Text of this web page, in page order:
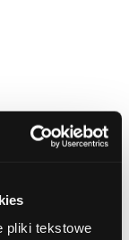
pliki tekstowe